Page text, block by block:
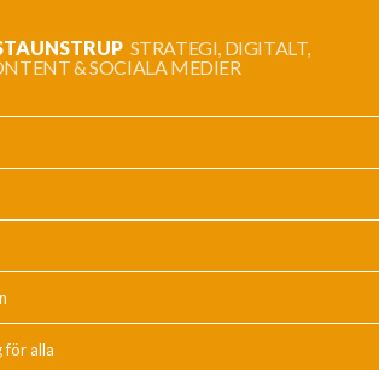
STRATEGI, DIGITALT,
& SOCIALA MEDIER
för alla